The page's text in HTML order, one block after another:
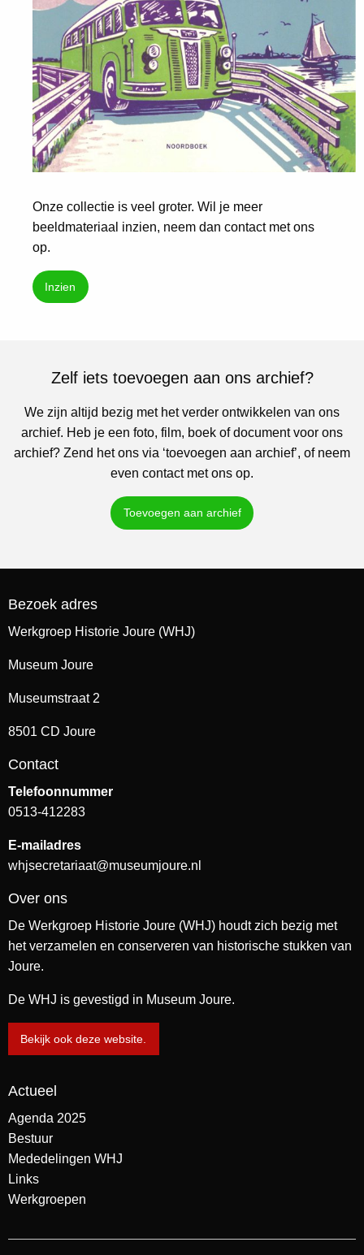
Onze collectie is veel groter. Wil je meer
beeldmateriaal inzien, neem dan contact met ons
op.
Inzien
Zelf iets toevoegen aan ons archief?
We zijn altijd bezig met het verder ontwikkelen van ons
archief. Heb je een foto, film, boek of document voor ons
archief? Zend het ons via ‘toevoegen aan archief’, of neem
even contact met ons op.
Toevoegen aan archief
Bezoek adres
Werkgroep Historie Joure (WHJ)
Museum Joure
Museumstraat 2
8501 CD Joure
Contact
Telefoonnummer
0513-412283
E-mailadres
whjsecretariaat@museumjoure.nl
Over ons
De Werkgroep Historie Joure (WHJ) houdt zich bezig met
het verzamelen en conserveren van historische stukken van
Joure.
De WHJ is gevestigd in Museum Joure.
Bekijk ook deze website.
Actueel
Agenda 2025
Bestuur
Mededelingen WHJ
Links
Werkgroepen